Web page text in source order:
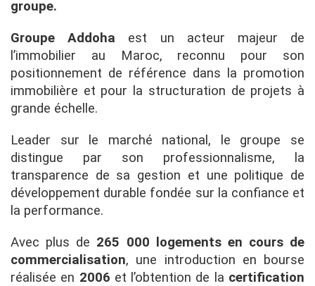
groupe.
Groupe Addoha est un acteur majeur de
l’immobilier au Maroc, reconnu pour son
positionnement de référence dans la promotion
immobilière et pour la structuration de projets à
grande échelle.
Leader sur le marché national, le groupe se
distingue par son professionnalisme, la
transparence de sa gestion et une politique de
développement durable fondée sur la confiance et
la performance.
Avec plus de 265 000 logements en cours de
commercialisation, une introduction en bourse
réalisée en 2006 et l’obtention de la certification